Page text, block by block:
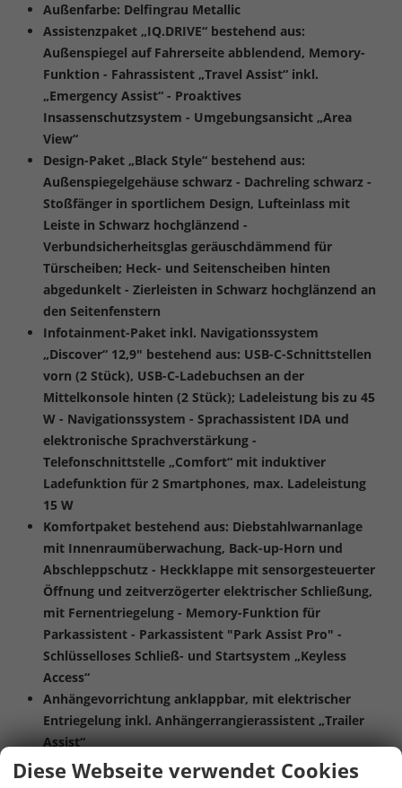
Außenfarbe: Delfingrau Metallic
Assistenzpaket „IQ.DRIVE“ bestehend aus:
Außenspiegel auf Fahrerseite abblendend, Memory-
Funktion - Fahrassistent „Travel Assist“ inkl.
„Emergency Assist“ - Proaktives
Insassenschutzsystem - Umgebungsansicht „Area
View“
Design-Paket „Black Style“ bestehend aus:
Außenspiegelgehäuse schwarz - Dachreling schwarz -
Stoßfänger in sportlichem Design, Lufteinlass mit
Leiste in Schwarz hochglänzend -
Verbundsicherheitsglas geräuschdämmend für
Türscheiben; Heck- und Seitenscheiben hinten
abgedunkelt - Zierleisten in Schwarz hochglänzend an
den Seitenfenstern
Infotainment-Paket inkl. Navigationssystem
„Discover“ 12,9" bestehend aus: USB-C-Schnittstellen
vorn (2 Stück), USB-C-Ladebuchsen an der
Mittelkonsole hinten (2 Stück); Ladeleistung bis zu 45
W - Navigationssystem - Sprachassistent IDA und
elektronische Sprachverstärkung -
Telefonschnittstelle „Comfort“ mit induktiver
Ladefunktion für 2 Smartphones, max. Ladeleistung
15 W
Komfortpaket bestehend aus: Diebstahlwarnanlage
mit Innenraumüberwachung, Back-up-Horn und
Abschleppschutz - Heckklappe mit sensorgesteuerter
Öffnung und zeitverzögerter elektrischer Schließung,
mit Fernentriegelung - Memory-Funktion für
Parkassistent - Parkassistent "Park Assist Pro" -
Schlüsselloses Schließ- und Startsystem „Keyless
Access“
Anhängevorrichtung anklappbar, mit elektrischer
Entriegelung inkl. Anhängerrangierassistent „Trailer
Assist“
Panorama-Ausstell-/Schiebedach mit Panoramadach
Diese Webseite verwendet Cookies